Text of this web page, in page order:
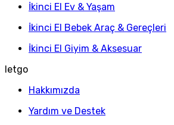
İkinci El Ev & Yaşam
İkinci El Bebek Araç & Gereçleri
İkinci El Giyim & Aksesuar
letgo
Hakkımızda
Yardım ve Destek